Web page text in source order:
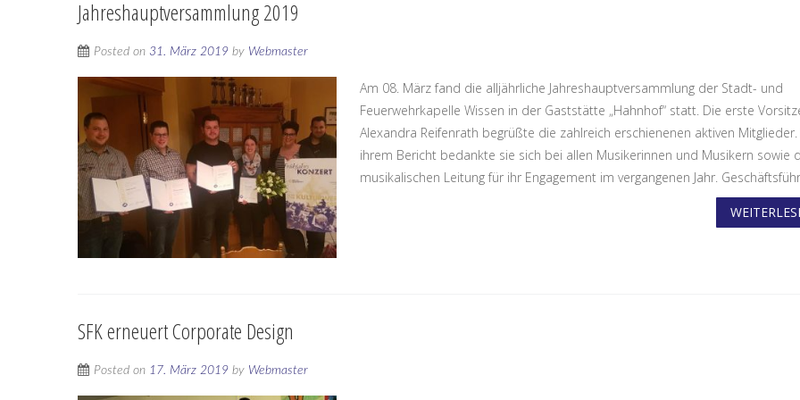
Jahreshauptversammlung 2019
Posted on 31. März 2019 by Webmaster
Am 08. März fand die alljährliche Jahreshauptversammlung der Stadt- und
Feuerwehrkapelle Wissen in der Gaststätte „Hahnhof“ statt. Die erste
Alexandra Reifenrath begrüßte die zahlreich erschienenen aktiven Mitglieder.
ihrem Bericht bedankte sie sich bei allen Musikerinnen und Musikern sowie
musikalischen Leitung für ihr Engagement im vergangenen Jahr.
SFK erneuert Corporate Design
Posted on 17. März 2019 by Webmaster